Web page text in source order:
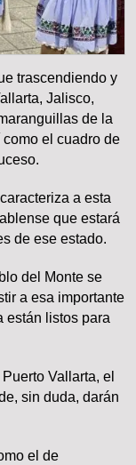
trascendiendo y
Jalisco,
de la
el cuadro de
a esta
que estará
de ese estado.
del Monte se
a esa importante
están listos para
Vallarta, el
sin duda, darán
el de